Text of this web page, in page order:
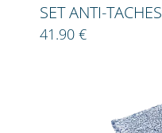
SET ANTI-TACHES
41.90 €